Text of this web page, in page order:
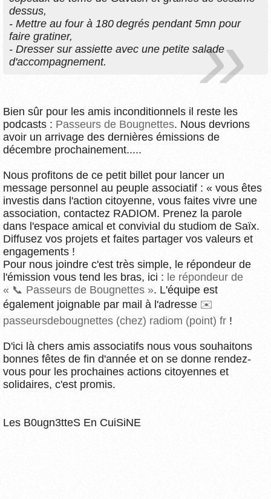
dessus,
- Mettre au four à 180 degrés pendant 5mn pour
faire gratiner,
- Dresser sur assiette avec une petite salade
d'accompagnement.
Bien sûr pour les amis inconditionnels il reste les
podcasts : Passeurs de Bougnettes. Nous devrions
avoir un arrivage des dernières émissions de
décembre prochainement.....
Nous profitons de ce petit billet pour lancer un
message personnel au peuple associatif : « vous êtes
investis dans l'action citoyenne, vous faites vivre une
association, contactez RADIOM. Prenez la parole
dans l'espace amical et convivial du studiom de Saïx.
Diffusez vos projets et faites partager vos valeurs et
engagements !
Pour nous joindre c'est très simple, le répondeur de
l'émission vous tend les bras, ici : le répondeur de
« 📞 Passeurs de Bougnettes ». L'équipe est
également joignable par mail à l'adresse
passeursdebougnettes (chez) radiom (point) fr !
D'ici là chers amis associatifs nous vous souhaitons
bonnes fêtes de fin d'année et on se donne rendez-
vous pour les prochaines actions citoyennes et
solidaires, c'est promis.
Les B0ugn3tteS En CuiSiNE